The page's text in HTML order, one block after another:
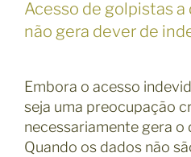
Acesso de golpistas
não gera dever de
Embora o acesso
seja uma preocupação
necessariamente gera o
Quando os dados não